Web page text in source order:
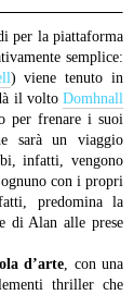
per la piattaforma
semplice:
) viene tenuto in
il volto Domhnall
per frenare i suoi
sarà un viaggio
infatti, vengono
con i propri
predomina la
di Alan alle prese
d’arte, con una
thriller che